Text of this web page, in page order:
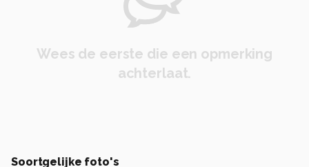
Wees de eerste die een opmerking
achterlaat.
Soortgelijke foto's